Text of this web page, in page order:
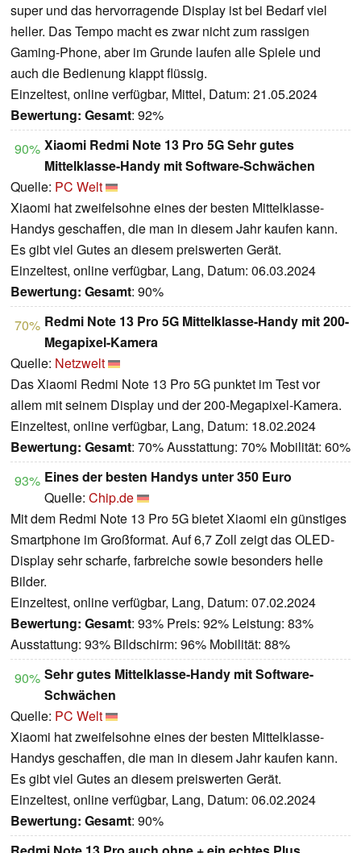
super und das hervorragende Display ist bei Bedarf viel
heller. Das Tempo macht es zwar nicht zum rassigen
Gaming-Phone, aber im Grunde laufen alle Spiele und
auch die Bedienung klappt flüssig.
Einzeltest, online verfügbar, Mittel, Datum: 21.05.2024
Bewertung: Gesamt: 92%
90% Xiaomi Redmi Note 13 Pro 5G Sehr gutes
Mittelklasse-Handy mit Software-Schwächen
Quelle: PC Welt
Xiaomi hat zweifelsohne eines der besten Mittelklasse-
Handys geschaffen, die man in diesem Jahr kaufen kann.
Es gibt viel Gutes an diesem preiswerten Gerät.
Einzeltest, online verfügbar, Lang, Datum: 06.03.2024
Bewertung: Gesamt: 90%
70% Redmi Note 13 Pro 5G Mittelklasse-Handy mit 200-
Megapixel-Kamera
Quelle: Netzwelt
Das Xiaomi Redmi Note 13 Pro 5G punktet im Test vor
allem mit seinem Display und der 200-Megapixel-Kamera.
Einzeltest, online verfügbar, Lang, Datum: 18.02.2024
Bewertung: Gesamt: 70% Ausstattung: 70% Mobilität: 60%
93% Eines der besten Handys unter 350 Euro
Quelle: Chip.de
Mit dem Redmi Note 13 Pro 5G bietet Xiaomi ein günstiges
Smartphone im Großformat. Auf 6,7 Zoll zeigt das OLED-
Display sehr scharfe, farbreiche sowie besonders helle
Bilder.
Einzeltest, online verfügbar, Lang, Datum: 07.02.2024
Bewertung: Gesamt: 93% Preis: 92% Leistung: 83%
Ausstattung: 93% Bildschirm: 96% Mobilität: 88%
90% Sehr gutes Mittelklasse-Handy mit Software-
Schwächen
Quelle: PC Welt
Xiaomi hat zweifelsohne eines der besten Mittelklasse-
Handys geschaffen, die man in diesem Jahr kaufen kann.
Es gibt viel Gutes an diesem preiswerten Gerät.
Einzeltest, online verfügbar, Lang, Datum: 06.02.2024
Bewertung: Gesamt: 90%